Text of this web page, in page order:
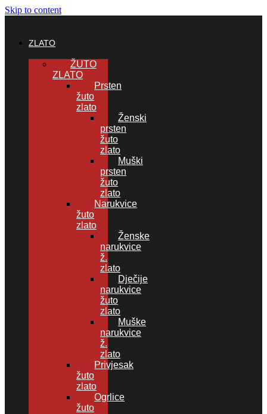
Skip to content
ZLATO
ŽUTO
ZLATO
Prsten
žuto
zlato
Ženski
prsten
žuto
zlato
Muški
prsten
žuto
zlato
Narukvice
žuto
zlato
Ženske
narukvice
ž.
zlato
Dječije
narukvice
žuto
zlato
Muške
narukvice
ž.
zlato
Privjesak
žuto
zlato
Ogrlice
žuto